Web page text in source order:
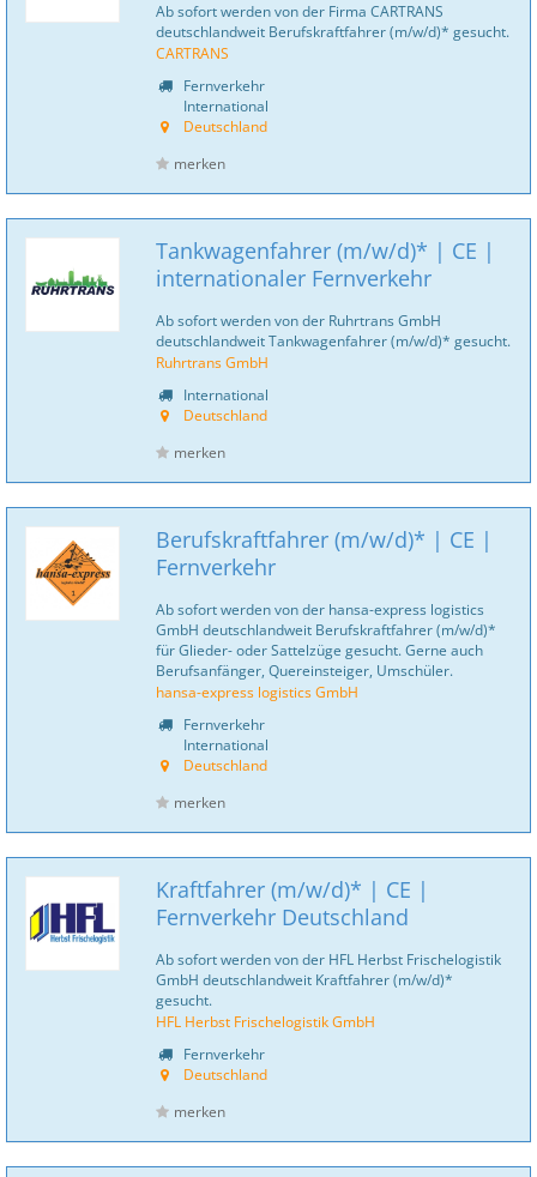
Ab sofort werden von der Firma CARTRANS
deutschlandweit Berufskraftfahrer (m/w/d)* gesucht.
CARTRANS
Fernverkehr
International
Deutschland
merken
Tankwagenfahrer (m/w/d)* | CE |
internationaler Fernverkehr
Ab sofort werden von der Ruhrtrans GmbH
deutschlandweit Tankwagenfahrer (m/w/d)* gesucht.
Ruhrtrans GmbH
International
Deutschland
merken
Berufskraftfahrer (m/w/d)* | CE |
Fernverkehr
Ab sofort werden von der hansa-express logistics
GmbH deutschlandweit Berufskraftfahrer (m/w/d)*
für Glieder- oder Sattelzüge gesucht. Gerne auch
Berufsanfänger, Quereinsteiger, Umschüler.
hansa-express logistics GmbH
Fernverkehr
International
Deutschland
merken
Kraftfahrer (m/w/d)* | CE |
Fernverkehr Deutschland
Ab sofort werden von der HFL Herbst Frischelogistik
GmbH deutschlandweit Kraftfahrer (m/w/d)*
gesucht.
HFL Herbst Frischelogistik GmbH
Fernverkehr
Deutschland
merken